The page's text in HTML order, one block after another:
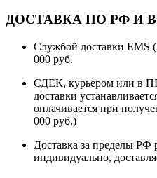
ДОСТАВКА ПО РФ И
Службой доставки EMS
000 руб.
СДЕК, курьером или в
доставки
оплачивается при
000 руб.)
Доставка за пределы РФ
индивидуально,